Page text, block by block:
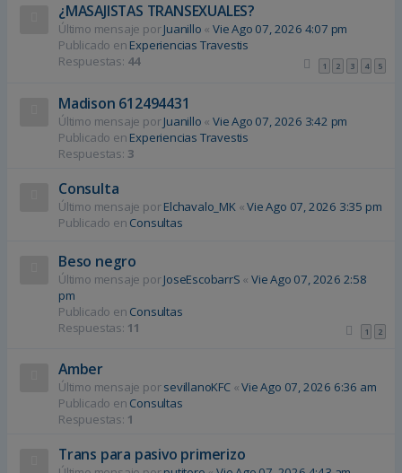
¿MASAJISTAS TRANSEXUALES?
Último mensaje porJuanillo «Vie Ago 07, 2026 4:07 pm
Publicado en Experiencias Travestis
Respuestas: 44 1 2 3 4 5
Madison 612494431
Último mensaje porJuanillo «Vie Ago 07, 2026 3:42 pm
Publicado en Experiencias Travestis
Respuestas: 3
Consulta
Último mensaje porElchavalo_MK «Vie Ago 07, 2026 3:35 pm
Publicado en Consultas
Beso negro
Último mensaje porJoseEscobarrS «Vie Ago 07, 2026 2:58
pm
Publicado en Consultas
Respuestas: 11 1 2
Amber
Último mensaje porsevillanoKFC«Vie Ago 07, 2026 6:36 am
Publicado en Consultas
Respuestas: 1
Trans para pasivo primerizo